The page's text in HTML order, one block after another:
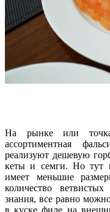
На рынке или
ассортиментная
реализуют дешевую
кеты и семги. Но тут
имеет меньшие
количество
знания, все равно